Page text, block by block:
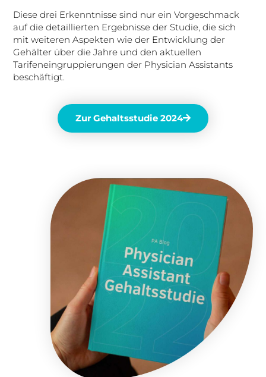
Diese drei Erkenntnisse sind nur ein Vorgeschmack
auf die detaillierten Ergebnisse der Studie, die sich
mit weiteren Aspekten wie der Entwicklung der
Gehälter über die Jahre und den aktuellen
Tarifeneingruppierungen der Physician Assistants
beschäftigt.
Zur Gehaltsstudie 2024